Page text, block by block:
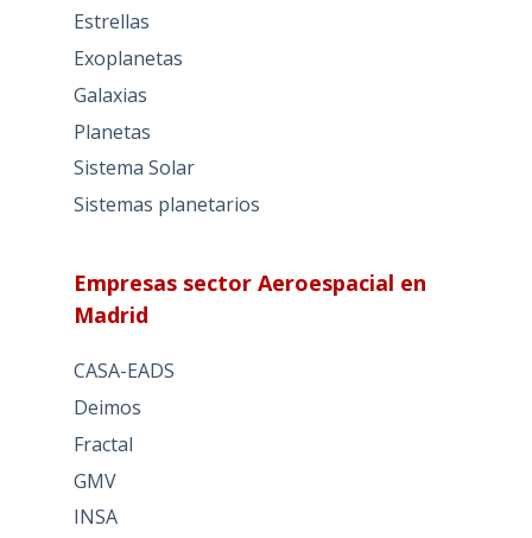
Estrellas
Exoplanetas
Galaxias
Planetas
Sistema Solar
Sistemas planetarios
Empresas sector Aeroespacial en
Madrid
CASA-EADS
Deimos
Fractal
GMV
INSA